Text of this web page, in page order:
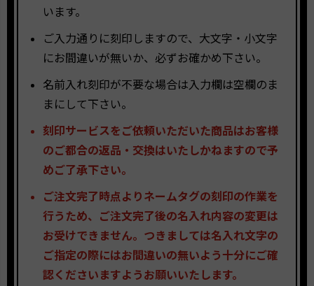
います。
ご入力通りに刻印しますので、大文字・小文字
にお間違いが無いか、必ずお確かめ下さい。
名前入れ刻印が不要な場合は入力欄は空欄のま
まにして下さい。
刻印サービスをご依頼いただいた商品はお客様
のご都合の返品・交換はいたしかねますので予
めご了承下さい。
ご注文完了時点よりネームタグの刻印の作業を
行うため、ご注文完了後の名入れ内容の変更は
お受けできません。つきましては名入れ文字の
ご指定の際にはお間違いの無いよう十分にご確
認くださいますようお願いいたします。